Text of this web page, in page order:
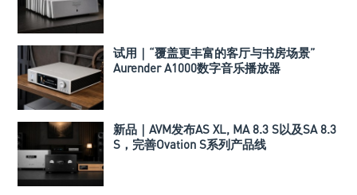
试用｜“覆盖更丰富的客厅与书房场景”
Aurender A1000数字音乐播放器
新品｜AVM发布AS XL, MA 8.3 S以及SA 8.3
S，完善Ovation S系列产品线